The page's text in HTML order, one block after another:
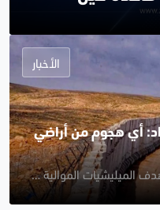
الأخبار
أي هجوم من أراضي
عمّان أبلغت بغداد بأنها ستستهدف الميليشيات الموالية لإيران إذا تعرضت الأراضي الأردنية لهجمات